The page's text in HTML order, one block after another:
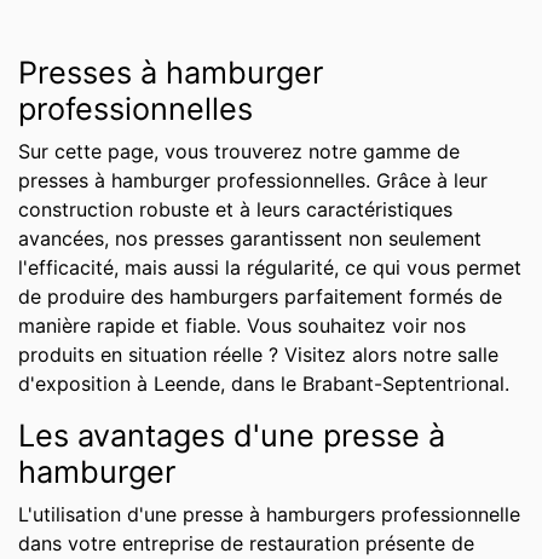
Presses à hamburger
professionnelles
Sur cette page, vous trouverez notre gamme de
presses à hamburger professionnelles. Grâce à leur
construction robuste et à leurs caractéristiques
avancées, nos presses garantissent non seulement
l'efficacité, mais aussi la régularité, ce qui vous permet
de produire des hamburgers parfaitement formés de
manière rapide et fiable. Vous souhaitez voir nos
produits en situation réelle ? Visitez alors notre salle
d'exposition à Leende, dans le Brabant-Septentrional.
Les avantages d'une presse à
hamburger
L'utilisation d'une presse à hamburgers professionnelle
dans votre entreprise de restauration présente de